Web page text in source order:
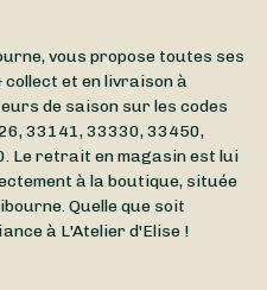
vous propose toutes ses
et en livraison à
de saison sur les codes
33141, 33330, 33450,
Le retrait en magasin est lui
à la boutique, située
. Quelle que soit
à L'Atelier d'Elise !